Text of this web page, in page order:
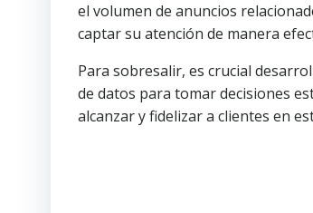
el volumen de anuncios
captar su atención de manera
Para sobresalir, es crucial
de datos para tomar decisiones
alcanzar y fidelizar a clientes en